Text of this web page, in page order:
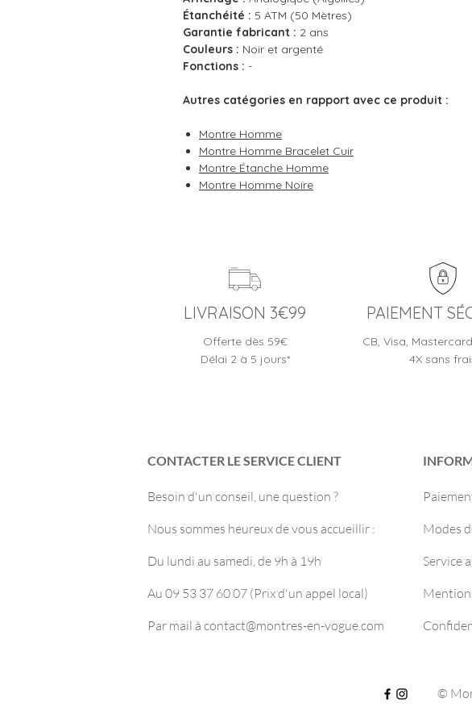
Étanchéité : 5 ATM (50 Mètres)
Garantie fabricant : 2 ans
Couleurs : Noir et argenté
Fonctions : -
Autres catégories en rapport avec ce produit :
Montre Homme
Montre Homme Bracelet Cuir
Montre Étanche Homme
Montre Homme Noire
LIVRAISON 3€99
Offerte dès 59€
Délai 2 à 5 jours*
PAIEMENT
CB, Visa,
4X sans
CONTACTER LE SERVICE CLIENT
Besoin d'un conseil, une question ?
Nous sommes heureux de vous accueillir :
Du lundi au samedi, de 9h à 19h
Au 09 53 37 60 07 (Prix d'un appel local)
Par mail à contact@montres-en-vogue.com
Modes
Service
©